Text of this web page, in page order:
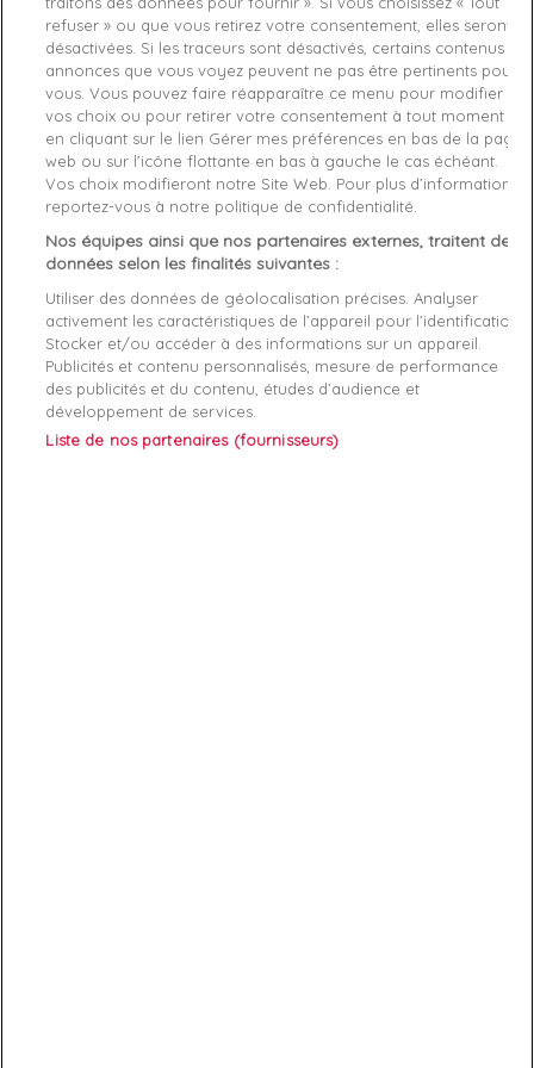
Derniers articles en stock
Je craque ! favorite_border
Livraison gratuite *
Retours sous 100 jours
Produit certifié authentique
Caractéristiques produit
Description Détails du produit Fabriquant
Ce T-shirt Armani Exchange est l’essentiel pour un look
casual chic et confortable. Ajoutez-le à votre collection dès
refuser » ou que vous retirez votre consentement, elles seront
désactivées. Si les traceurs sont désactivés, certains contenus et
annonces que vous voyez peuvent ne pas être pertinents pour
vous. Vous pouvez faire réapparaître ce menu pour modifier
vos choix ou pour retirer votre consentement à tout moment
en cliquant sur le lien Gérer mes préférences en bas de la page
web ou sur l’icône flottante en bas à gauche le cas échéant.
Vos choix modifieront notre Site Web. Pour plus d’informations,
reportez-vous à notre politique de confidentialité.
Nos équipes ainsi que nos partenaires externes, traitent des
données selon les finalités suivantes :
Utiliser des données de géolocalisation précises. Analyser
activement les caractéristiques de l’appareil pour l’identification.
Stocker et/ou accéder à des informations sur un appareil.
Publicités et contenu personnalisés, mesure de performance
des publicités et du contenu, études d’audience et
développement de services.
Liste de nos partenaires (fournisseurs)